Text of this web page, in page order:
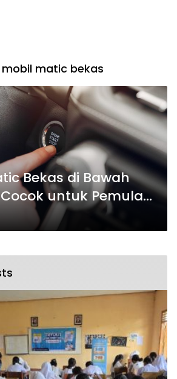
matic bekas
Bekas di Bawah
untuk Pemula
Menyetir